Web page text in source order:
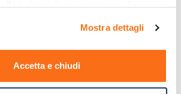
Mostra dettagli
Accetta e chiudi